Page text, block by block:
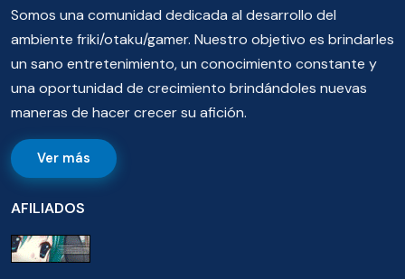
Somos una comunidad dedicada al desarrollo del
ambiente friki/otaku/gamer. Nuestro objetivo es brindarles
un sano entretenimiento, un conocimiento constante y
una oportunidad de crecimiento brindándoles nuevas
maneras de hacer crecer su afición.
Ver más
AFILIADOS